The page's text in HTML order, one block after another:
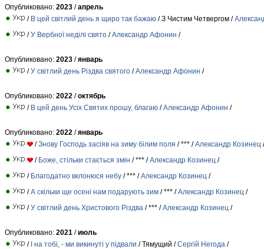
Опубликовано: 2023 /апрель
/ В цей світлий день я щиро так бажаю / З Чистим Четвергом /
/У Вербної неділі свято /Александр Афонин /
Опубликовано: 2023 /январь
/У світлий день Різдва святого /Александр Афонин /
Опубликовано: 2022 /октябрь
/ В цей день Усіх Святих прошу, благаю /Александр Афонин /
Опубликовано: 2022 /январь
/Знову Господь засіяв на зиму білим поля / *** /Александр Козинец /
/ Боже, стільки стається змін / *** /Александр Козинец /
/ Благодатно вклонюся небу / *** /Александр Козинец /
/А скільки ще осені нам подарують зим / *** /Александр Козинец /
/У світлий день Христового Різдва / *** /Александр Козинец /
Опубликовано: 2021 /июль
/ І на тобі, - ми викинуті у підвали / Тямущий /Сергій Негода /